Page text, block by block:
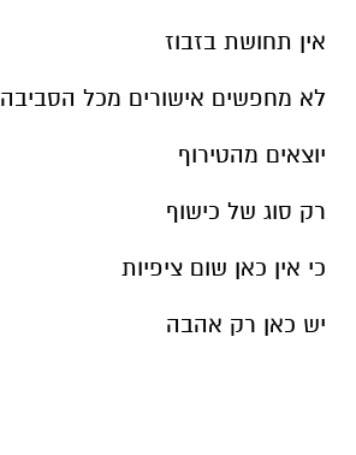
אין תחושת בזבוז
לא מחפשים אישורים מכל הסביבה
יוצאים מהטירוף
רק סוג של כישוף
כי אין כאן שום ציפיות
יש כאן רק אהבה